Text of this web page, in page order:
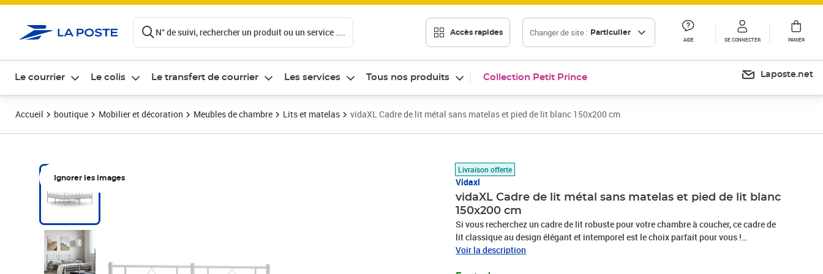
N° de suivi, rechercher un produit ou un service .... Accès rapides Changer de site : Particulier
AIDE SE CONNECTER PANIER
Le courrier Le colis Le transfert de courrier Les services Tous nos produits Collection Petit Prince Laposte.net
Accueil boutique Mobilier et décoration Meubles de chambre Lits et matelas vidaXL Cadre de lit métal sans matelas et pied de lit blanc 150x200 cm
Ignorer les images
Livraison offerte
Vidaxl
vidaXL Cadre de lit métal sans matelas et pied de lit blanc
150x200 cm
Si vous recherchez un cadre de lit robuste pour votre chambre à coucher, ce cadre de
lit classique au design élégant et intemporel est le choix parfait pour vous !
Construction métallique robuste : le cadre de lit est en acier enduit de poudre. L'acier
Voir la description
Prix barré 117,99 €
Prix 95,94€